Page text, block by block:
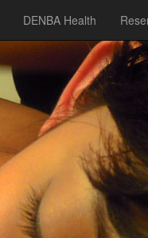
DENBA Health